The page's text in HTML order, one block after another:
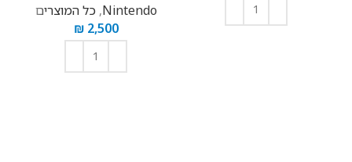
Nintendo
,כל המוצרים
₪2,500